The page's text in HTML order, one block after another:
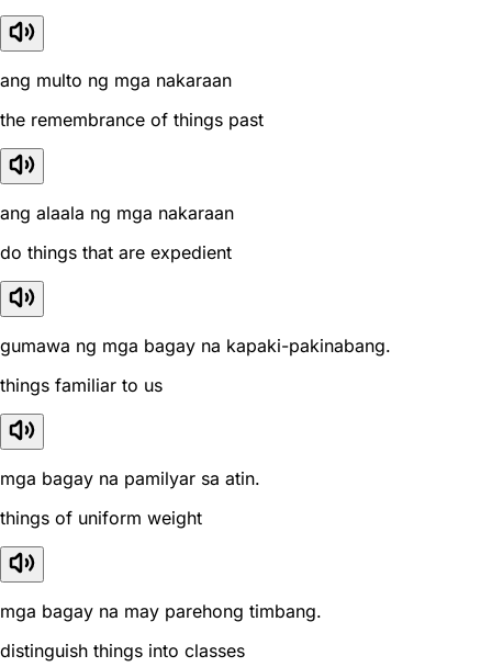
ang multo ng mga nakaraan
the remembrance of things past
ang alaala ng mga nakaraan
do things that are expedient
gumawa ng mga bagay na kapaki-pakinabang.
things familiar to us
mga bagay na pamilyar sa atin.
things of uniform weight
mga bagay na may parehong timbang.
distinguish things into classes